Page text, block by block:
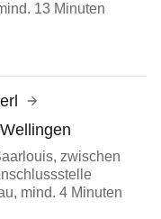
13 Minuten
zwischen
mind. 4 Minuten